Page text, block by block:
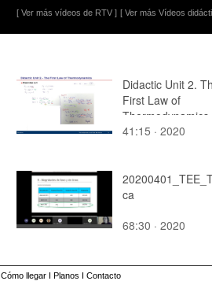
[ Ver más vídeos de RTV ] [ Ver más Vídeos
Didactic Unit 2.
First Law of
Thermodynamics
Exercises 2.1 - 2.2
41:15 · 2020
ca
68:30 · 2020
Cómo llegar I Planos I Contacto